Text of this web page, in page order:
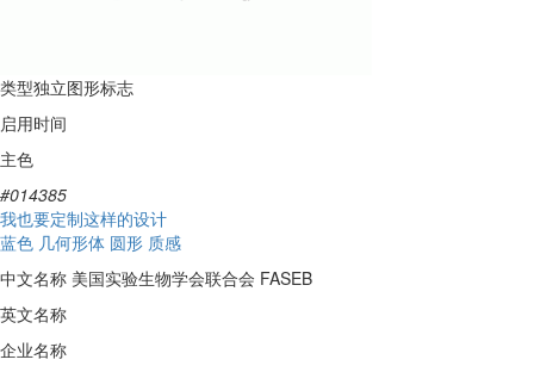
类型独立图形标志
启用时间
主色
#014385
我也要定制这样的设计
蓝色 几何形体 圆形 质感
中文名称 美国实验生物学会联合会 FASEB
英文名称
企业名称